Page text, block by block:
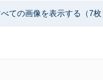
ての画像を表示する（7枚